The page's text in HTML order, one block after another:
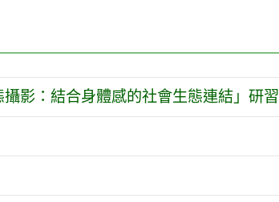
影：結合身體感的社會生態連結」研習